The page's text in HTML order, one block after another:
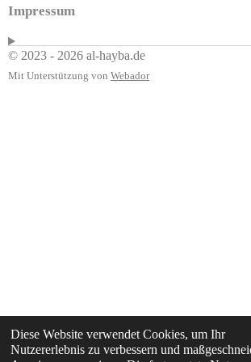
Diese Website verwendet Cookies, um Ihr
Nutzererlebnis zu verbessern und
Impressum
© 2023 - 2026 al-hayba.de
Mit Unterstützung von Webador